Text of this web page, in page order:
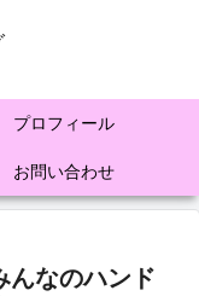
プロフィール
お問い合わせ
んなのハンド